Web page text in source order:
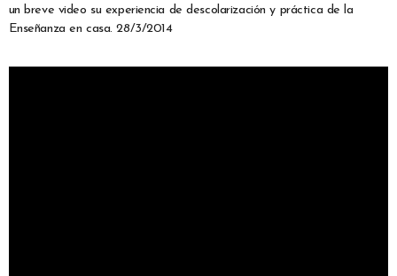
un breve video su experiencia de descolarización y práctica de la
Enseñanza en casa. 28/3/2014